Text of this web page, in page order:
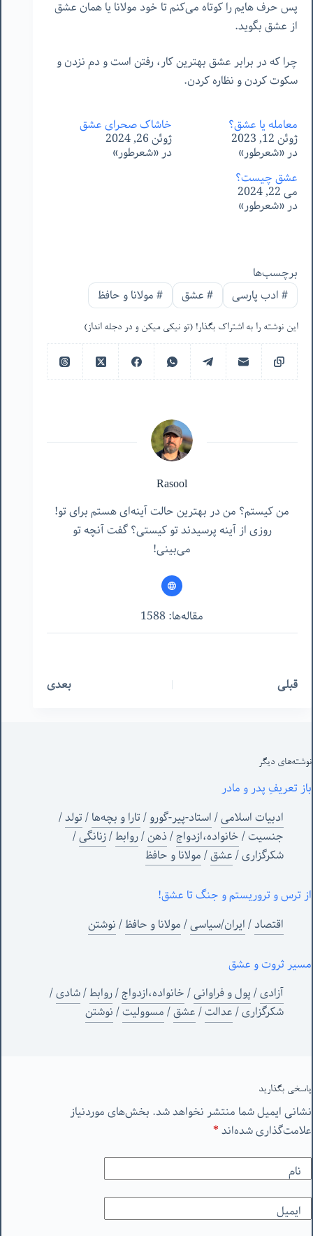
پس حرف هایم را کوتاه می‌کنم تا خود مولانا یا همان عشق
از عشق بگوید.
چرا که در برابر عشق بهترین کار، رفتن است و دم نزدن و
سکوت کردن و نظاره کردن.
معامله یا عشق؟
ژوئن 12, 2023
در «شعرطور»
خاشاک صحرای عشق
ژوئن 26, 2024
در «شعرطور»
عشق چیست؟
می 22, 2024
در «شعرطور»
برچسب‌ها
#ادب پارسی #عشق #مولانا و حافظ
این نوشته را به اشتراک بگذار! (تو نیکی میکن و در دجله انداز)
Rasool
من کیستم؟ من در بهترین حالت آینه‌ای هستم برای تو!
روزی از آینه پرسیدند تو کیستی؟ گفت آنچه تو
می‌بینی!
مقاله‌ها: 1588
قبلی بعدی
نوشته‌های‌ دیگر
باز تعریفِ پدر و مادر
ادبیات اسلامی/استاد-پیر-گورو/تارا و بچه‌ها/تولد/
جنسیت/خانواده،ازدواج/ذهن/روابط/زنانگی/
شکرگزاری/عشق/مولانا و حافظ
از ترس و تروریستم و جنگ تا عشق!
اقتصاد/ایران/سیاسی/مولانا و حافظ/نوشتن
مسیر ثروت و عشق
آزادی/پول و فراوانی/خانواده،ازدواج/روابط/شادی/
شکرگزاری/عدالت/عشق/مسوولیت/نوشتن
پاسخی بگذارید
نشانی ایمیل شما منتشر نخواهد شد. بخش‌های موردنیاز
علامت‌گذاری شده‌اند*
نام
ایمیل